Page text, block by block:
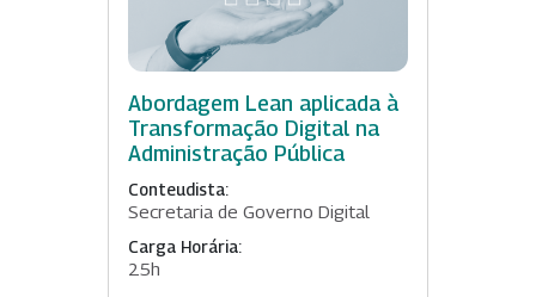
Abordagem Lean aplicada à
Transformação Digital na
Administração Pública
Conteudista:
Secretaria de Governo Digital
Carga Horária:
25h